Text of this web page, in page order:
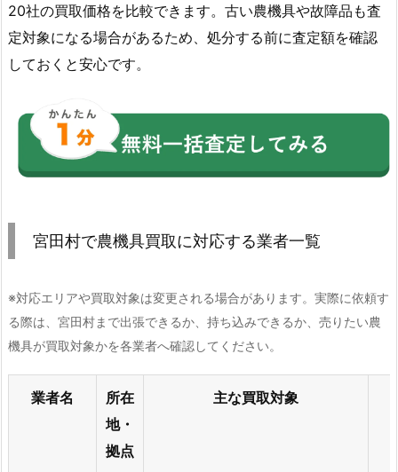
20社の買取価格を比較できます。古い農機具や故障品も査
定対象になる場合があるため、処分する前に査定額を確認
しておくと安心です。
宮田村で農機具買取に対応する業者一覧
※対応エリアや買取対象は変更される場合があります。実際に依頼す
る際は、宮田村まで出張できるか、持ち込みできるか、売りたい農
機具が買取対象かを各業者へ確認してください。
業者名
所在
地・
拠点
主な買取対象